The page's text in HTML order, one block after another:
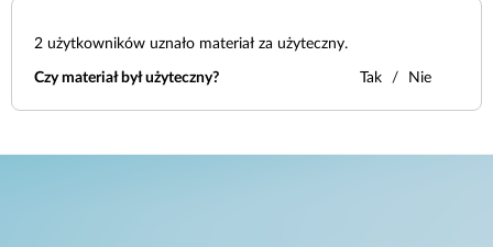
2 użytkowników uznało materiał za użyteczny.
Czy materiał był użyteczny? Tak Nie